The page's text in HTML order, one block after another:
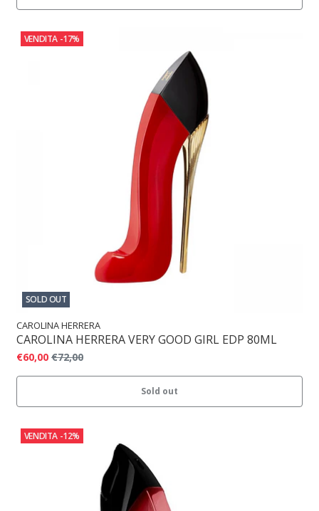
VENDITA -17%
SOLD OUT
CAROLINA HERRERA
CAROLINA HERRERA VERY GOOD GIRL EDP 80ML
€60,00 €72,00
Sold out
VENDITA -12%